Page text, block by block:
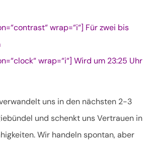
wrap=“i“] Für zwei bis
wrap=“i“] Wird um 23:25 Uhr
uns in den nächsten 2-3
und schenkt uns Vertrauen in
Wir handeln spontan, aber